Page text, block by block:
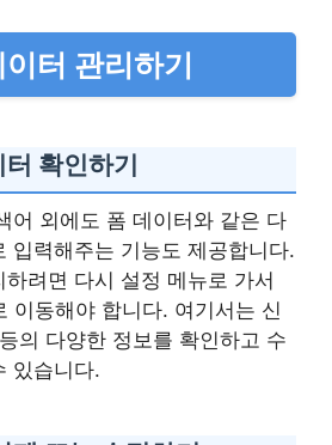
터 관리하기
확인하기
어 외에도 폼 데이터와 같은 다
입력해주는 기능도 제공합니다.
려면 다시 설정 메뉴로 가서
이동해야 합니다. 여기서는 신
의 다양한 정보를 확인하고 수
있습니다.